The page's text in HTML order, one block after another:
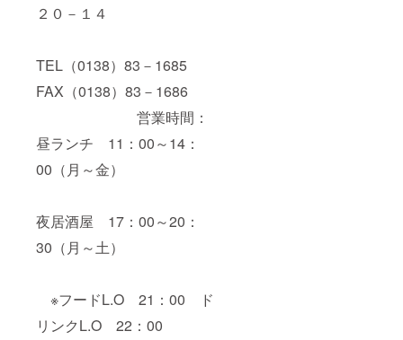
２０－１４
TEL（0138）83－1685
FAX（0138）83－1686
営業時間：
昼ランチ 11：00～14：
00（月～金）
夜居酒屋 17：00～20：
30（月～土）
※フードL.O 21：00 ド
リンクL.O 22：00